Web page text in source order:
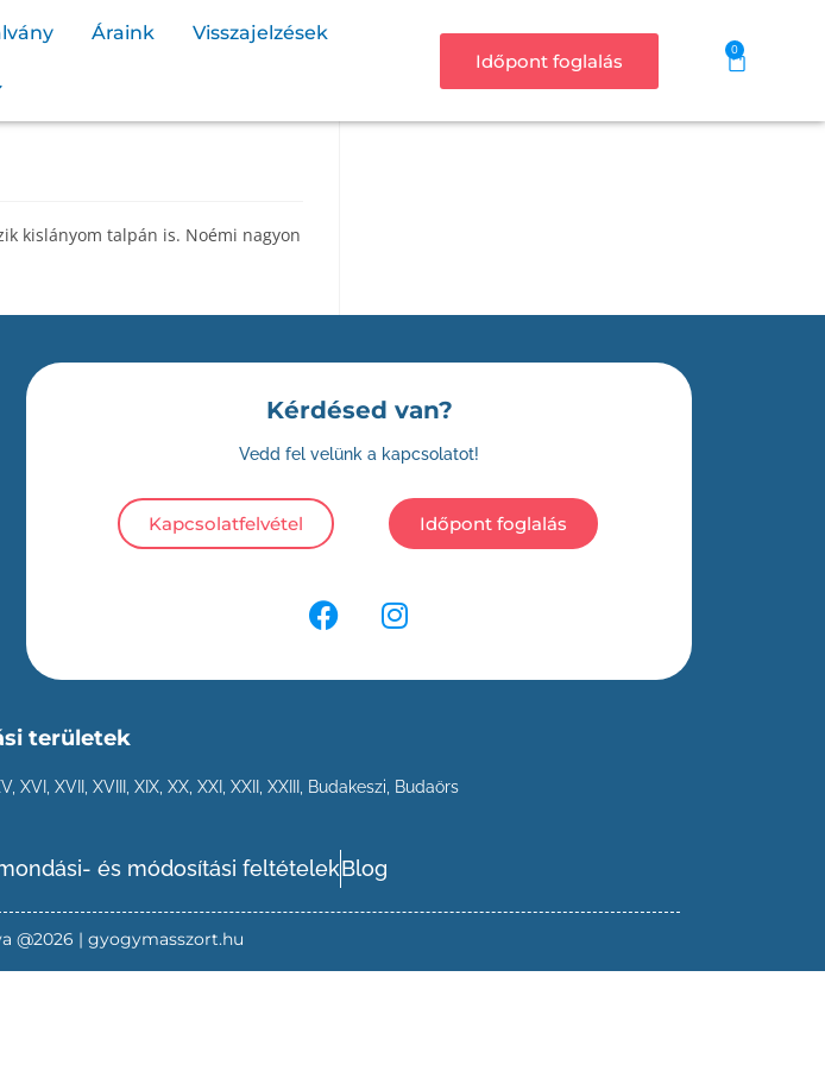
Áraink Visszajelzések
Időpont foglalás
0
kislányom talpán is. Noémi nagyon
Kérdésed van?
Vedd fel velünk a kapcsolatot!
Kapcsolatfelvétel Időpont foglalás
területek
, XVI XVII XVIII XIX XX XXI XXII XXIII Budakeszi Budaörs
és módosítási feltételekBlog
@2026 | gyogymasszort.hu